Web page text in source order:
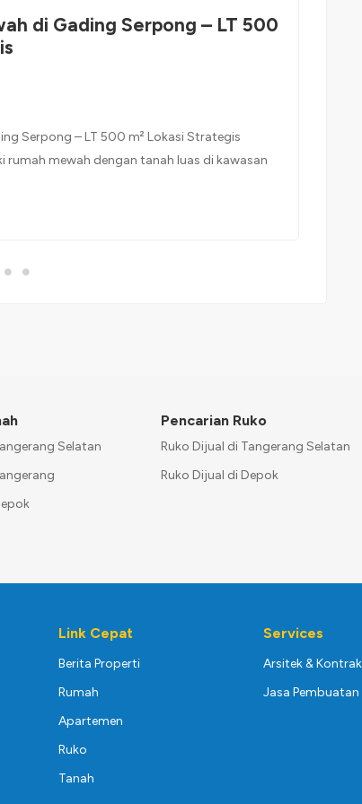
di Gading Serpong – LT 500
Serpong – LT 500 m² Lokasi Strategis
rumah mewah dengan tanah luas di kawasan
Spesifikasi Properti: Luas Tanah: 500 m²
Selatan
Pencarian Ruko
Ruko Dijual di Tangerang Selatan
Ruko Dijual di Depok
Link Cepat
Berita Properti
Rumah
Apartemen
Ruko
Tanah
Services
Arsitek &
Jasa Pembuatan